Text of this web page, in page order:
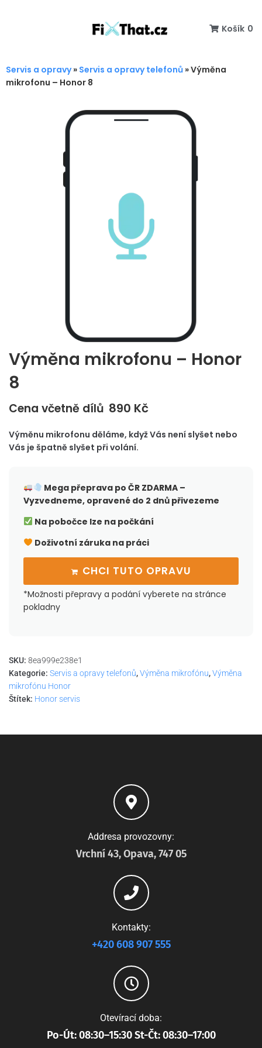
Košík 0
Servis a opravy» Servis a opravy telefonů »Výměna
mikrofonu – Honor 8
Výměna mikrofonu – Honor
8
Cena včetně dílů 890 Kč
Výměnu mikrofonu děláme, když Vás není slyšet nebo
Vás je špatně slyšet při volání.
Mega přeprava po ČRZDARMA –
Vyzvedneme, opravené do 2 dnů přivezeme
Na pobočce lze na počkání
Doživotní záruka na práci
CHCI TUTO OPRAVU
*Možnosti přepravy a podání vyberete na stránce
pokladny
SKU: 8ea999e238e1
Kategorie: Servis a opravy telefonů,Výměna mikrofónu,Výměna
mikrofónu Honor
Štítek: Honor servis
Addresa provozovny:
Vrchní 43, Opava, 747 05
Kontakty:
+420 608 907 555
Otevírací doba:
Po-Út: 08:30–15:30 St-Čt: 08:30–17:00